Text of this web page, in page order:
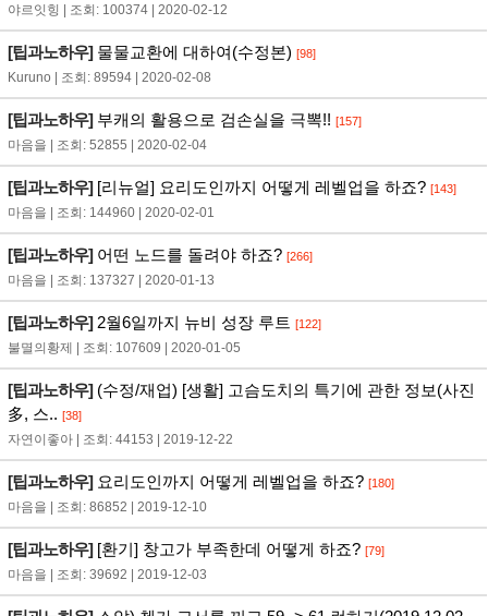
야르잇힝 | 조회: 100374 | 2020-02-12
[팁과노하우]물물교환에 대하여(수정본) [98]
Kuruno | 조회: 89594 | 2020-02-08
[팁과노하우]부캐의 활용으로 검손실을 극뽁!! [157]
마음을 | 조회: 52855 | 2020-02-04
[팁과노하우][리뉴얼] 요리도인까지 어떻게 레벨업을 하죠? [143]
마음을 | 조회: 144960 | 2020-02-01
[팁과노하우]어떤 노드를 돌려야 하죠? [266]
마음을 | 조회: 137327 | 2020-01-13
[팁과노하우]2월6일까지 뉴비 성장 루트 [122]
불멸의황제 | 조회: 107609 | 2020-01-05
[팁과노하우](수정/재업) [생활] 고슴도치의 특기에 관한 정보(사진
多, 스.. [38]
자연이좋아 | 조회: 44153 | 2019-12-22
[팁과노하우]요리도인까지 어떻게 레벨업을 하죠? [180]
마음을 | 조회: 86852 | 2019-12-10
[팁과노하우][환기] 창고가 부족한데 어떻게 하죠? [79]
마음을 | 조회: 39692 | 2019-12-03